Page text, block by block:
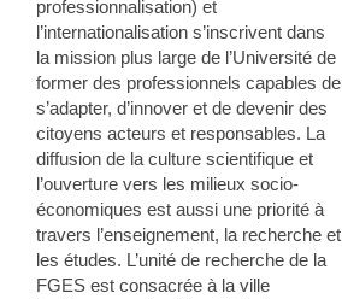
professionnalisation) et
l’internationalisation s’inscrivent dans
la mission plus large de l’Université de
former des professionnels capables de
s’adapter, d’innover et de devenir des
citoyens acteurs et responsables. La
diffusion de la culture scientifique et
l’ouverture vers les milieux socio-
économiques est aussi une priorité à
travers l’enseignement, la recherche et
les études. L’unité de recherche de la
FGES est consacrée à la ville